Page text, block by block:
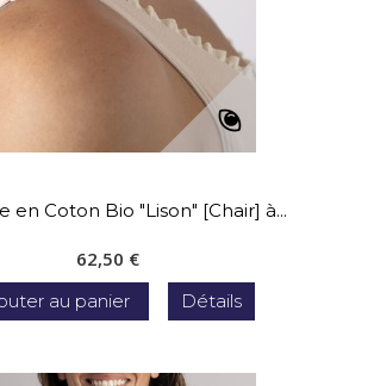
en Coton Bio "Lison" [Chair] à...
62,50 €
au panier Détails